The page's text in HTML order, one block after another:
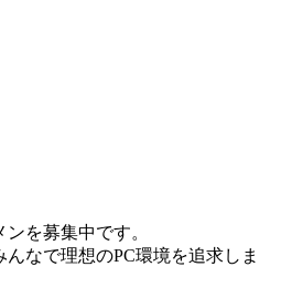
ンを募集中です。
なで理想のPC環境を追求しま